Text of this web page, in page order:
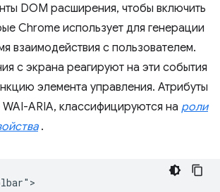
DOM расширения, чтобы включить
Chrome использует для генерации
взаимодействия с пользователем.
с экрана реагируют на эти события
элемента управления. Атрибуты
ARIA, классифицируются на роли
.